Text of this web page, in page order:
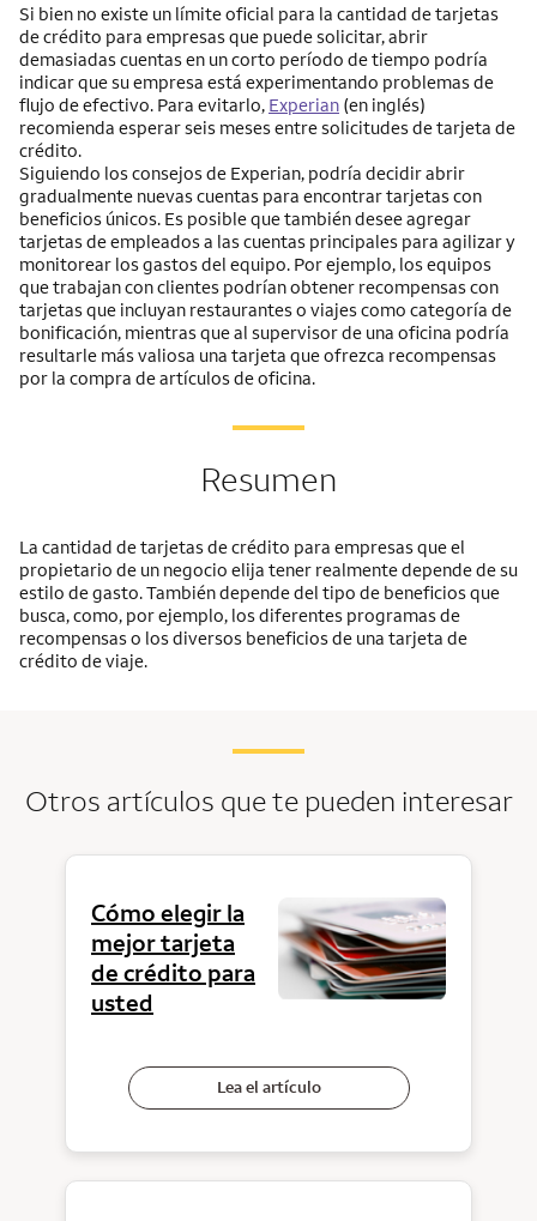
Si bien no existe un límite oficial para la cantidad de tarjetas
de crédito para empresas que puede solicitar, abrir
demasiadas cuentas en un corto período de tiempo podría
indicar que su empresa está experimentando problemas de
flujo de efectivo. Para evitarlo, Experian (en inglés)
recomienda esperar seis meses entre solicitudes de tarjeta de
crédito.
Siguiendo los consejos de Experian, podría decidir abrir
gradualmente nuevas cuentas para encontrar tarjetas con
beneficios únicos. Es posible que también desee agregar
tarjetas de empleados a las cuentas principales para agilizar y
monitorear los gastos del equipo. Por ejemplo, los equipos
que trabajan con clientes podrían obtener recompensas con
tarjetas que incluyan restaurantes o viajes como categoría de
bonificación, mientras que al supervisor de una oficina podría
resultarle más valiosa una tarjeta que ofrezca recompensas
por la compra de artículos de oficina.
Resumen
La cantidad de tarjetas de crédito para empresas que el
propietario de un negocio elija tener realmente depende de su
estilo de gasto. También depende del tipo de beneficios que
busca, como, por ejemplo, los diferentes programas de
recompensas o los diversos beneficios de una tarjeta de
crédito de viaje.
Otros artículos que te pueden interesar
Cómo elegir la
mejor tarjeta
de crédito para
usted
Lea el artículo